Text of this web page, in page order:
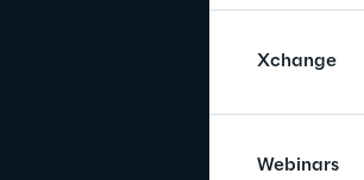
Xchange
Webinars